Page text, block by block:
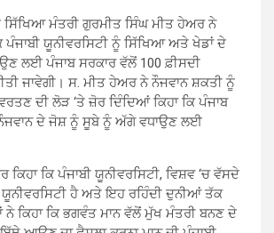
ਸਿੱਖਿਆ ਮੰਤਰੀ ਗੁਰਮੀਤ ਸਿੰਘ ਮੀਤ ਹੇਅਰ ਨੇ
ਪੰਜਾਬੀ ਯੂਨੀਵਰਸਿਟੀ ਨੂੰ ਸਿੱਖਿਆ ਅਤੇ ਖੇਡਾਂ ਦੇ
ਲਈ ਪੰਜਾਬ ਸਰਕਾਰ ਵੱਲੋਂ 100 ਫ਼ੀਸਦੀ
ਜਾਵੇਗੀ। ਸ. ਮੀਤ ਹੇਅਰ ਨੇ ਨੌਜਵਾਨ ਸ਼ਕਤੀ ਨੂੰ
ਦੀ ਲੋੜ ‘ਤੇ ਜ਼ੋਰ ਦਿੰਦਿਆਂ ਕਿਹਾ ਕਿ ਪੰਜਾਬ
ਨੌਜਵਾਨ ਦੇ ਜੋਸ਼ ਨੂੰ ਸੂਬੇ ਨੂੰ ਅੱਗੇ ਵਧਾਉਣ ਲਈ
ਕਿ ਪੰਜਾਬੀ ਯੂਨੀਵਰਸਿਟੀ, ਵਿਸ਼ਵ ‘ਚ ਵੱਸਦੇ
ਹੈ ਅਤੇ ਇਹ ਰਹਿੰਦੀ ਦੁਨੀਆਂ ਤੱਕ
ਨੇ ਕਿਹਾ ਕਿ ਭਗਵੰਤ ਮਾਨ ਵੱਲੋਂ ਮੁੱਖ ਮੰਤਰੀ ਬਨਣ ਦੇ